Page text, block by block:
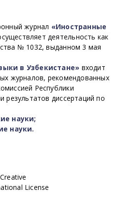
журнал «Иностранные
деятельность как
№ 1032, выданном 3 мая
в Узбекистане» входит
журналов, рекомендованных
Республики
результатов диссертаций по
науки;
науки.
License